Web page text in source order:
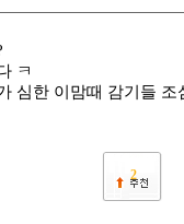
ㅋ
심한 이맘때 감기들 조
2